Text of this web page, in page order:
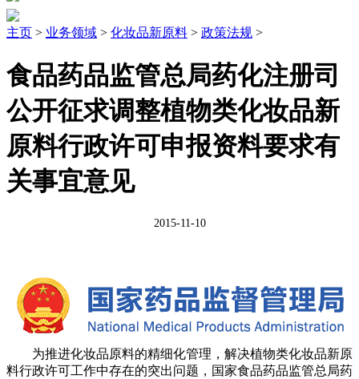
主页 > 业务领域 > 化妆品新原料 > 政策法规 >
食品药品监管总局药化注册司
公开征求调整植物类化妆品新
原料行政许可申报资料要求有
关事宜意见
2015-11-10
为推进化妆品原料的精细化管理，解决植物类化妆品新原
料行政许可工作中存在的突出问题，国家食品药品监管总局药